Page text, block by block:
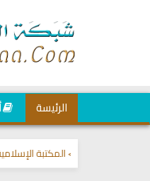
الرئيسة
>> المكتبة الإسلامية 🌾